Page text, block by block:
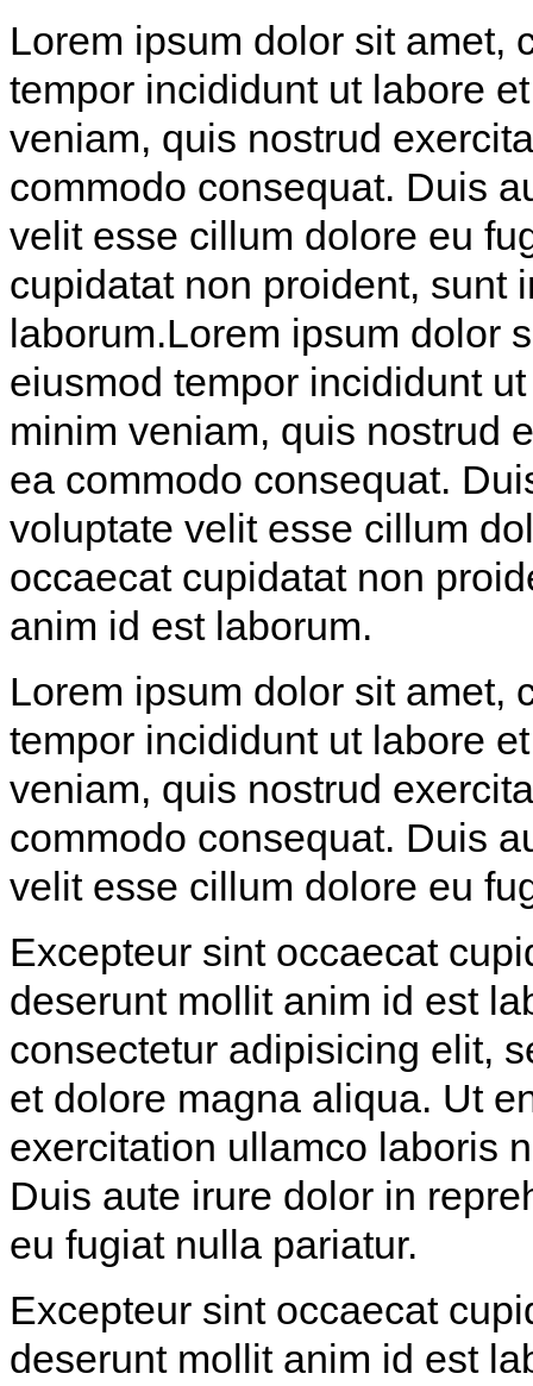
Lorem ipsum dolor sit amet,
tempor incididunt ut labore
veniam, quis nostrud
commodo consequat. Duis
velit esse cillum dolore eu
cupidatat non proident, sunt
laborum.Lorem ipsum dolor
eiusmod tempor incididunt
minim veniam, quis nostrud
ea commodo consequat.
voluptate velit esse cillum
occaecat cupidatat non
anim id est laborum.
Lorem ipsum dolor sit amet,
tempor incididunt ut labore
veniam, quis nostrud
commodo consequat. Duis
velit esse cillum dolore eu
Excepteur sint occaecat
deserunt mollit anim id est
consectetur adipisicing elit,
et dolore magna aliqua. Ut
exercitation ullamco laboris
Duis aute irure dolor in
eu fugiat nulla pariatur.
Excepteur sint occaecat
deserunt mollit anim id est